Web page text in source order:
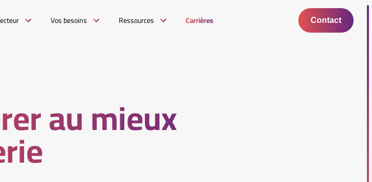
Vos besoins Ressources Carrières Contact
au mieux